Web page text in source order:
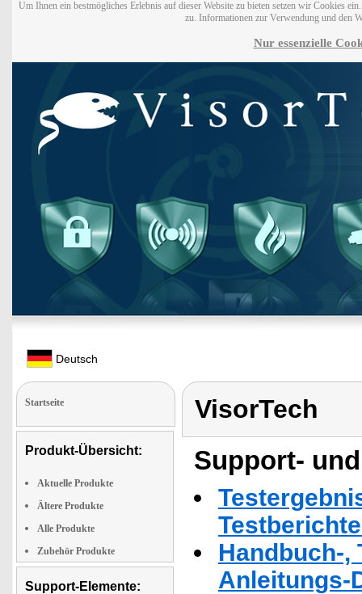
Um Ihnen ein bestmögliches Erlebnis auf dieser Website zu bieten setzen wir Cookies
zu. Informationen zur Verwendung und den
Nur essenzielle
Deutsch
Startseite
Produkt-Übersicht:
Aktuelle Produkte
Ältere Produkte
Alle Produkte
Zubehör Produkte
Support-Elemente:
VisorTech
Support-
Handbuch-,
Anleitungs-